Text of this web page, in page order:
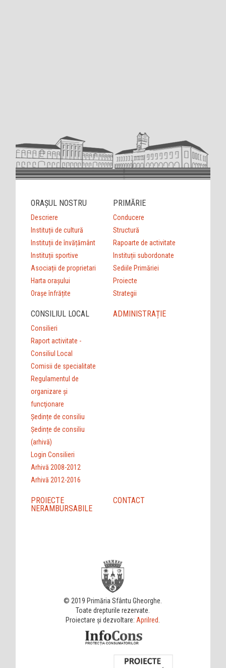
ORAȘUL NOSTRU
Descriere
Instituții de cultură
Instituții de învățământ
Instituții sportive
Asociații de proprietari
Harta orașului
Orașe înfrățite
PRIMĂRIE
Conducere
Structură
Rapoarte de activitate
Instituții subordonate
Sediile Primăriei
Proiecte
Strategii
CONSILIUL LOCAL
Consilieri
Raport activitate -
Consiliul Local
Comisii de specialitate
Regulamentul de
organizare şi
funcţionare
Ședințe de consiliu
Ședințe de consiliu
(arhivă)
Login Consilieri
Arhivă 2008-2012
Arhivă 2012-2016
ADMINISTRAȚIE
PROIECTE
NERAMBURSABILE
CONTACT
© 2019 Primăria Sfântu Gheorghe.
Toate drepturile rezervate.
Proiectare și dezvoltare: Aprilred